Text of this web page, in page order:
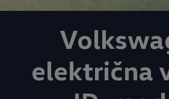
električna